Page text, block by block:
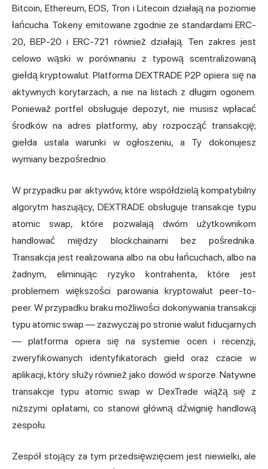
Bitcoin, Ethereum, EOS, Tron i Litecoin działają na poziomie
łańcucha. Tokeny emitowane zgodnie ze standardami ERC-
20, BEP-20 i ERC-721 również działają. Ten zakres jest
celowo wąski w porównaniu z typową scentralizowaną
giełdą kryptowalut. Platforma DEXTRADE P2P opiera się na
aktywnych korytarzach, a nie na listach z długim ogonem.
Ponieważ portfel obsługuje depozyt, nie musisz wpłacać
środków na adres platformy, aby rozpocząć transakcję;
giełda ustala warunki w ogłoszeniu, a Ty dokonujesz
wymiany bezpośrednio.
W przypadku par aktywów, które współdzielą kompatybilny
algorytm haszujący, DEXTRADE obsługuje transakcje typu
atomic swap, które pozwalają dwóm użytkownikom
handlować między blockchainami bez pośrednika.
Transakcja jest realizowana albo na obu łańcuchach, albo na
żadnym, eliminując ryzyko kontrahenta, które jest
problemem większości parowania kryptowalut peer-to-
peer. W przypadku braku możliwości dokonywania transakcji
typu atomic swap — zazwyczaj po stronie walut fiducjarnych
— platforma opiera się na systemie ocen i recenzji,
zweryfikowanych identyfikatorach giełd oraz czacie w
aplikacji, który służy również jako dowód w sporze. Natywne
transakcje typu atomic swap w DexTrade wiążą się z
niższymi opłatami, co stanowi główną dźwignię handlową
zespołu.
Zespół stojący za tym przedsięwzięciem jest niewielki, ale